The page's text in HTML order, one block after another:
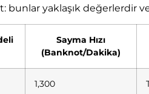
bunlar yaklaşık değerlerdir
Sayma Hızı
(Banknot/Dakika)
1,300